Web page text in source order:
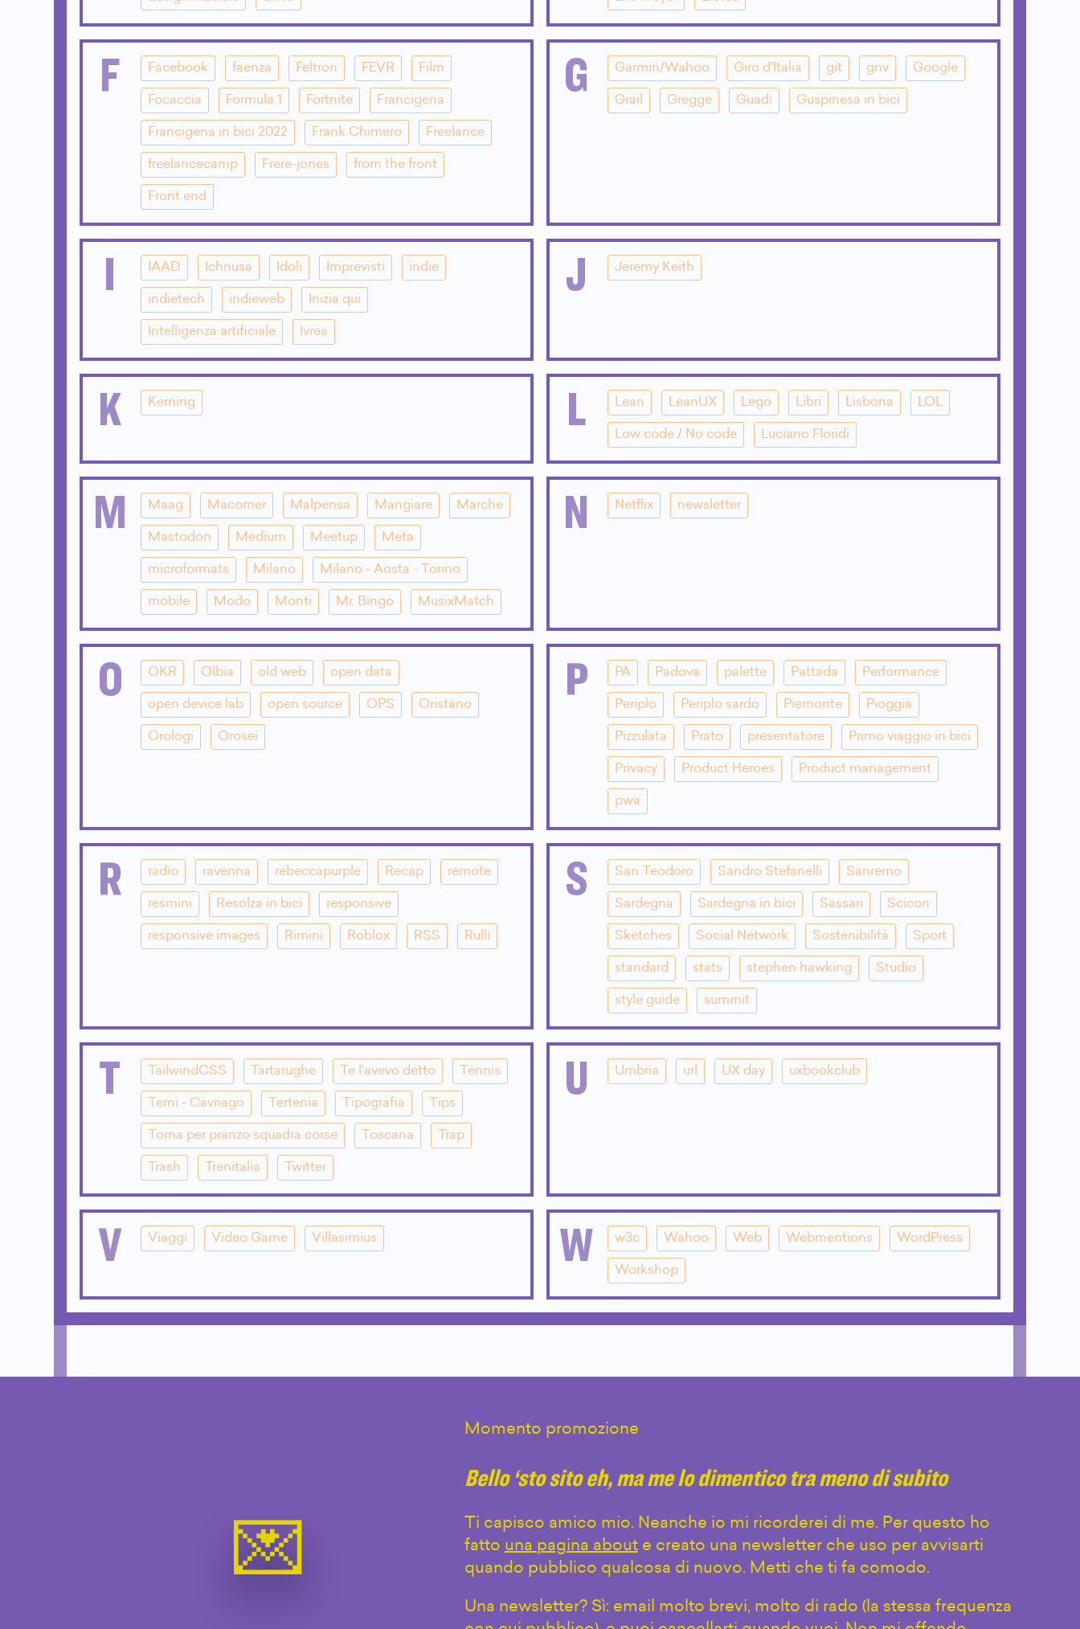
F Facebook faenza Feltron FEVR Film
Focaccia Formula 1 Fortnite Francigena
Francigena in bici 2022 Frank Chimero Freelance
freelancecamp Frere-jones from the front
Front end
G Garmin/Wahoo Giro d'Italia git gnv Google
Grail Gregge Guadi Guspinesa in bici
I IAAD Ichnusa Idoli Imprevisti indie
indietech indieweb Inizia qui
Intelligenza artificiale Ivrea
J Jeremy Keith
K Kerning L Lean LeanUX Lego Libri Lisbona LOL
Low code / No code Luciano Floridi
M Maag Macomer Malpensa Mangiare Marche
Mastodon Medium Meetup Meta
microformats Milano Milano - Aosta - Torino
mobile Modo Monti Mr. Bingo MusixMatch
N Netflix newsletter
O OKR Olbia old web open data
open device lab open source OPS Oristano
Orologi Orosei
P PA Padova palette Pattada Performance
Periplo Periplo sardo Piemonte Pioggia
Pizzulata Prato presentatore Primo viaggio in bici
Privacy Product Heroes Product management
pwa
R radio ravenna rebeccapurple Recap remote
resmini Resolza in bici responsive
responsive images Rimini Roblox RSS Rulli
S San Teodoro Sandro Stefanelli Sanremo
Sardegna Sardegna in bici Sassari Scicon
Sketches Social Network Sostenibilità Sport
standard stats stephen hawking Studio
style guide summit
T TailwindCSS Tartarughe Te l'avevo detto Tennis
Terni - Cavriago Tertenia Tipografia Tips
Torna per pranzo squadra corse Toscana Trap
Trash Trenitalia Twitter
U Umbria url UX day uxbookclub
V Viaggi Video Game Villasimius W w3c Wahoo Web Webmentions WordPress
Workshop
Momento promozione
Bello ‘sto sito eh, ma me lo dimentico tra meno di subito
Ti capisco amico mio. Neanche io mi ricorderei di me. Per questo ho
fatto una pagina aboute creato una newsletter che uso per avvisarti
quando pubblico qualcosa di nuovo. Metti che ti fa comodo.
Una newsletter? Sì: email molto brevi, molto di rado (la stessa frequenza